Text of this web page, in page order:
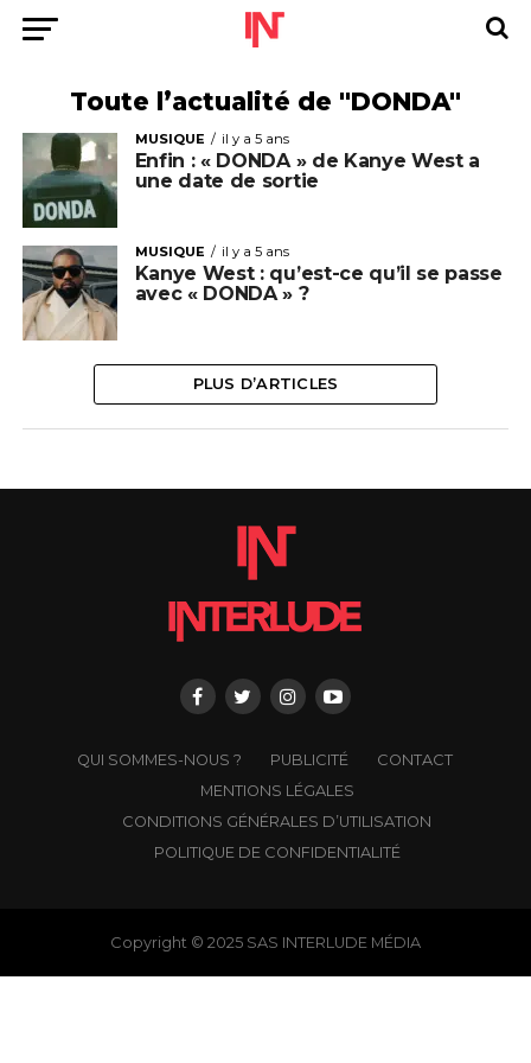
Toute l’actualité de "DONDA"
MUSIQUE il y a 5 ans
Enfin : « DONDA » de Kanye West a
une date de sortie
MUSIQUE il y a 5 ans
Kanye West : qu’est-ce qu’il se passe
avec « DONDA » ?
PLUS D’ARTICLES
QUI SOMMES-NOUS ? PUBLICITÉ
CONTACT
MENTIONS LÉGALES
CONDITIONS GÉNÉRALES D’UTILISATION
POLITIQUE DE CONFIDENTIALITÉ
Copyright © 2025 SAS INTERLUDE MÉDIA